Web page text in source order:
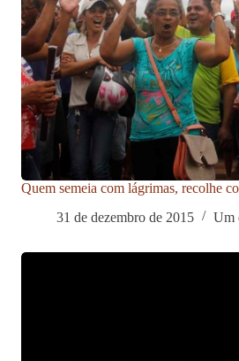
Quem semeia com lágrimas, recolhe
31 de dezembro de 2015
Um